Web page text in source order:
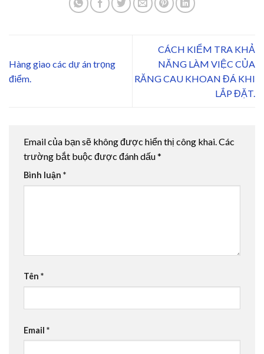
Hàng giao các dự án trọng
điểm.
CÁCH KIỂM TRA KHẢ
NĂNG LÀM VIỆC CỦA
RĂNG CAU KHOAN ĐÁ KHI
LẮP ĐẶT.
Email của bạn sẽ không được hiển thị công khai.Các
trường bắt buộc được đánh dấu*
Bình luận *
Tên *
Email *